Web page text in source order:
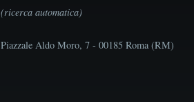
(ricerca automatica)
Piazzale Aldo Moro, 7 - 00185 Roma (RM)